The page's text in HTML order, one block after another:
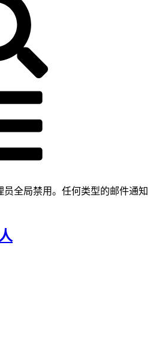
全局禁用。任何类型的邮件通知